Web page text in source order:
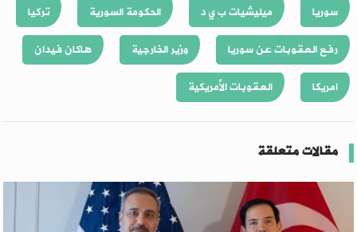
سوريا ميليشيات ب ي د الحكومة السورية
تركيا
رفع العقوبات عن سوريا
وزير الخارجية
هاكان فيدان
امريكا
العقوبات الأمريكية
مقالات متعلقة